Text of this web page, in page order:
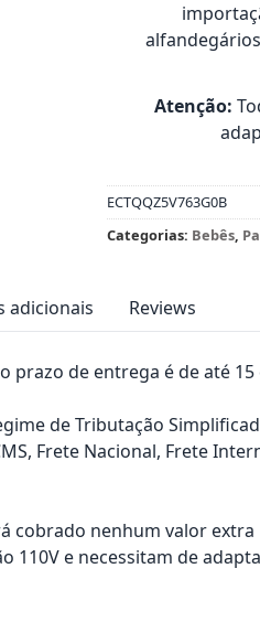
Atenção:
ECTQQZ5V763G0B
Categorias: Bebês,
adicionais Reviews
prazo de entrega é de até 15
de Tributação
Frete Nacional, Frete
cobrado nenhum valor
110V e necessitam de